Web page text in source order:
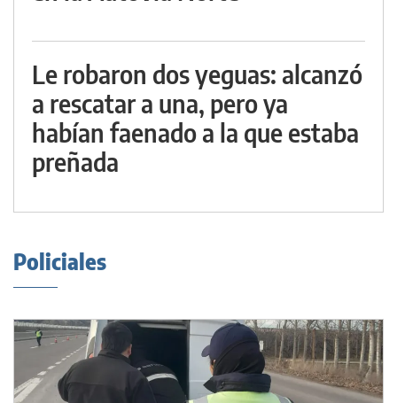
Le robaron dos yeguas: alcanzó
a rescatar a una, pero ya
habían faenado a la que estaba
preñada
Policiales